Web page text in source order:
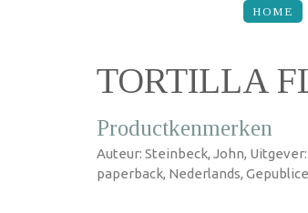
HOME
TORTILLA
Productkenmerken
Auteur: Steinbeck, John,
paperback, Nederlands,